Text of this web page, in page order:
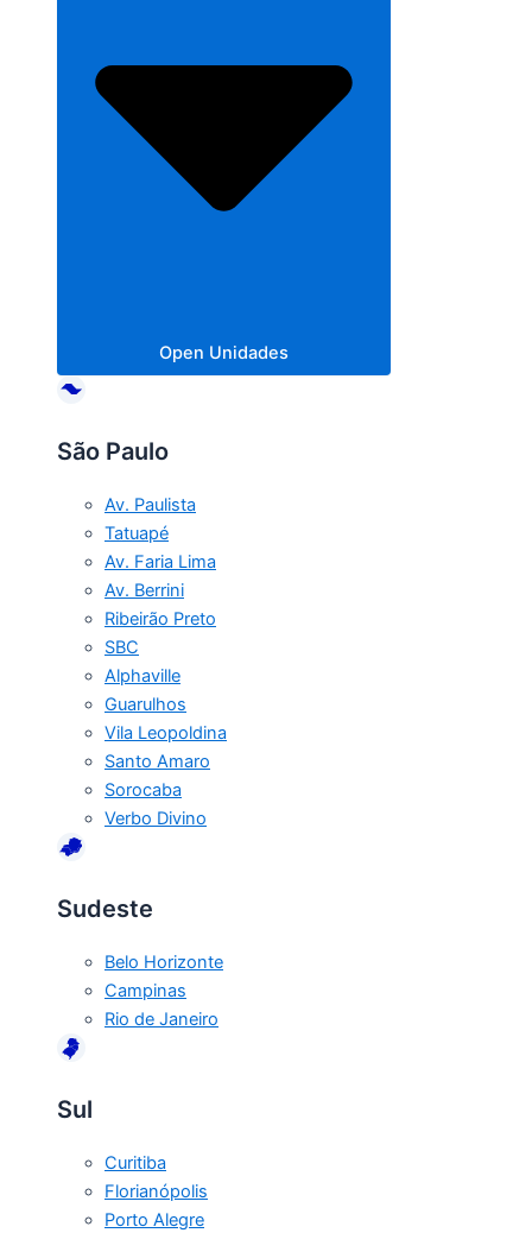
Open Unidades
São Paulo
Av. Paulista
Tatuapé
Av. Faria Lima
Av. Berrini
Ribeirão Preto
SBC
Alphaville
Guarulhos
Vila Leopoldina
Santo Amaro
Sorocaba
Verbo Divino
Sudeste
Belo Horizonte
Campinas
Rio de Janeiro
Sul
Curitiba
Florianópolis
Porto Alegre